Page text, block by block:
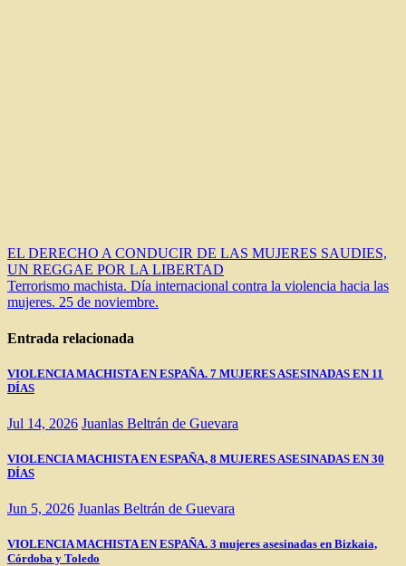
Navegación
de
entradas
EL DERECHO A CONDUCIR DE LAS MUJERES SAUDIES,
UN REGGAE POR LA LIBERTAD
Terrorismo machista. Día internacional contra la violencia hacia las
mujeres. 25 de noviembre.
Entrada relacionada
VIOLENCIA MACHISTA EN ESPAÑA. 7 MUJERES ASESINADAS EN 11
DÍAS
Jul 14, 2026 Juanlas Beltrán de Guevara
VIOLENCIA MACHISTA EN ESPAÑA, 8 MUJERES ASESINADAS EN 30
DÍAS
Jun 5, 2026 Juanlas Beltrán de Guevara
VIOLENCIA MACHISTA EN ESPAÑA. 3 mujeres asesinadas en Bizkaia,
Córdoba y Toledo